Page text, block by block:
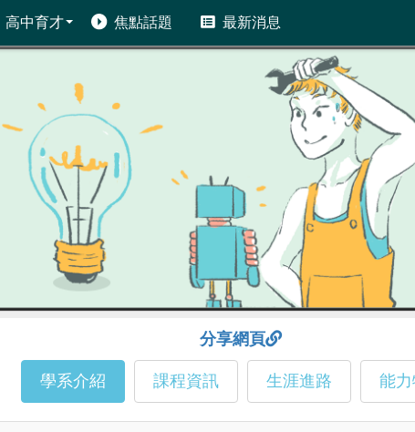
高中育才 焦點話題 最新消息
分享網頁
學系介紹 課程資訊 生涯進路 能